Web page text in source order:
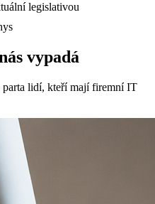
legislativou
vypadá
lidí, kteří mají firemní IT